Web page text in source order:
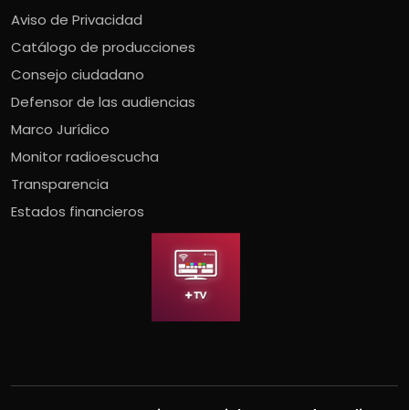
Aviso de Privacidad
Catálogo de producciones
Consejo ciudadano
Defensor de las audiencias
Marco Jurídico
Monitor radioescucha
Transparencia
Estados financieros